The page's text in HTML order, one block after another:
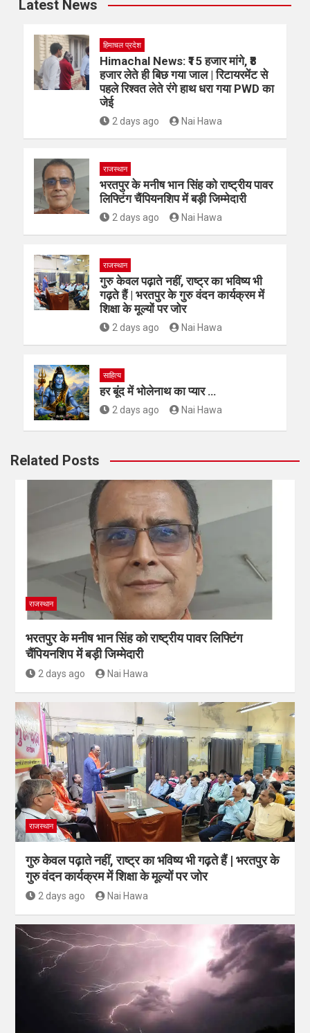
Latest News
हिमाचल प्रदेश
Himachal News: ₹15 हजार मांगे, ₹8
हजार लेते ही बिछ गया जाल | रिटायरमेंट से
पहले रिश्वत लेते रंगे हाथ धरा गया PWD का
जेई
2 days ago Nai Hawa
राजस्थान
भरतपुर के मनीष भान सिंह को राष्ट्रीय पावर
लिफ्टिंग चैंपियनशिप में बड़ी जिम्मेदारी
2 days ago Nai Hawa
राजस्थान
गुरु केवल पढ़ाते नहीं, राष्ट्र का भविष्य भी
गढ़ते हैं | भरतपुर के गुरु वंदन कार्यक्रम में
शिक्षा के मूल्यों पर जोर
2 days ago Nai Hawa
साहित्य
हर बूंद में भोलेनाथ का प्यार …
2 days ago Nai Hawa
Related Posts
राजस्थान
भरतपुर के मनीष भान सिंह को राष्ट्रीय पावर लिफ्टिंग
चैंपियनशिप में बड़ी जिम्मेदारी
2 days ago Nai Hawa
राजस्थान
गुरु केवल पढ़ाते नहीं, राष्ट्र का भविष्य भी गढ़ते हैं | भरतपुर के
गुरु वंदन कार्यक्रम में शिक्षा के मूल्यों पर जोर
2 days ago Nai Hawa